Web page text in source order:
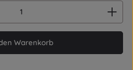
den gewünschten Wert
Warenkorb